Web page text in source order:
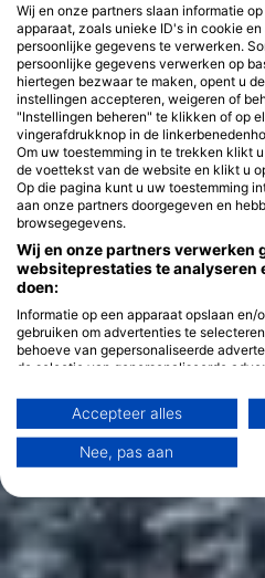
Wij en onze partners slaan informatie
apparaat, zoals unieke ID's in cookie
persoonlijke gegevens te verwerken.
persoonlijke gegevens verwerken op
hiertegen bezwaar te maken, opent u
instellingen accepteren, weigeren of
"Instellingen beheren" te klikken of op
vingerafdrukknop in de
Om uw toestemming in te trekken klikt
de voettekst van de website en klikt u
Op die pagina kunt u uw toestemming
aan onze partners doorgegeven en
browsegegevens.
Wij en onze partners verwerken
websiteprestaties te analyseren
doen:
Informatie op een apparaat opslaan
gebruiken om advertenties te
behoeve van gepersonaliseerde
de selectie van gepersonaliseerde
gepersonaliseerde content. De
Contentprestaties meten.
statistieken of combinaties van
Diensten ontwikkelen en verbeteren.
content te selecteren.
Meer informatie over het datagebruik
https://business.safety.google/privacy/
Gegevens kunnen buiten de Europese
VS worden verzonden.
Accepteer alles
Nee, pas aan